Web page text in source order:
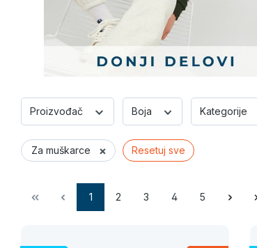
Proizvođač Boja Kategorije
Za muškarce × Resetuj sve
1 2 3 4 5